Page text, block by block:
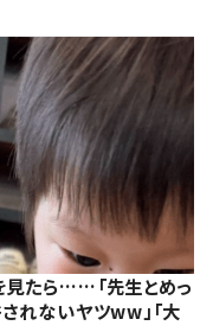
たら……「先生とめっ
れないヤツww」「大